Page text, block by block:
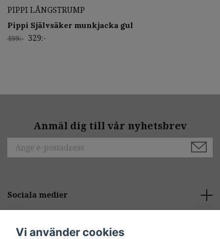
PIPPI LÅNGSTRUMP
Pippi Självsäker munkjacka gul
499:- 329:-
Anmäl dig till vår nyhetsbrev
Sociala medier
Vi använder cookies